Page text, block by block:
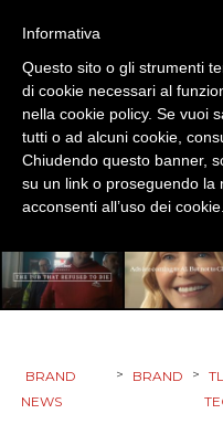
PREVISIONI/SCENARI
NORMATIVE
TREND
CASE HISTORY
OPINIONI
BRAND
NEWS
> BRAND >
Informativa
Questo sito o gli strumenti
di cookie necessari al
nella cookie policy. Se vuoi
tutti o ad alcuni cookie,
Chiudendo questo banner,
su un link o proseguendo la
acconsenti all’uso dei cookie.